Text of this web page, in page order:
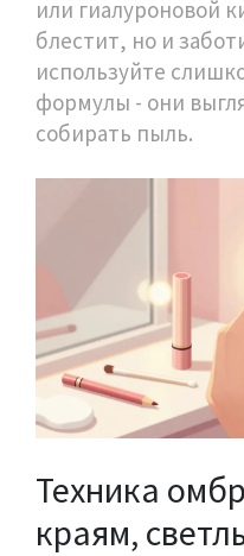
или гиалуроновой
блестит, но и
используйте
формулы - они
собирать пыль.
Техника
краям,